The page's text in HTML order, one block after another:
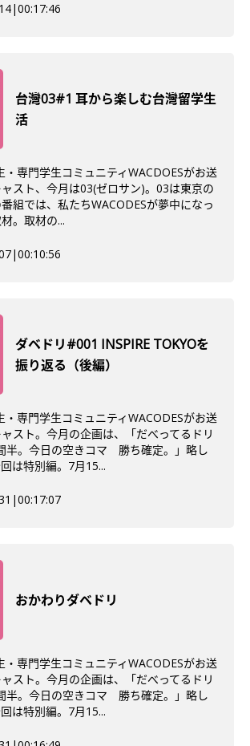
|00:17:46
台灣03#1 耳から楽しむ台灣留学生
活
・専門学生コミュニティWACDOESがお送
スト、今月は03(ゼロサン)。03は東京の
組では、私たちWACODESが夢中になっ
。取材の...
|00:10:56
ダベドリ#001 INSPIRE TOKYOを
振り返る（後編）
・専門学生コミュニティWACODESがお送
スト。今月の企画は、「だべってるドリ
半。今日の空きコマ 勝ち確定。」略し
は特別編。7月15...
|00:17:07
おかわりダベドリ
・専門学生コミュニティWACODESがお送
スト。今月の企画は、「だべってるドリ
半。今日の空きコマ 勝ち確定。」略し
は特別編。7月15...